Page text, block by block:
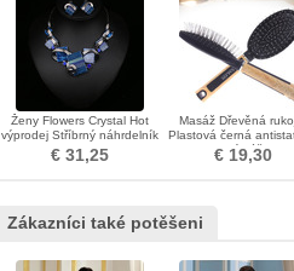
Ženy Flowers Crystal Hot
výprodej Stříbrný náhrdelník
€ 31,25
Masáž Dřevěná
Plastová černá
zdravotní péče
ozdoba
€ 19,30
Zákazníci také potěšeni